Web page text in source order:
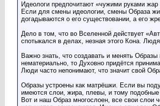
Идеологи предпочитают «чужими руками
Если для смены идеологии, смены Образа
догадываются о его существовании, а его
Дело в том, что во Вселенной действует
спотыкался в делах, незная этого Кона.
Важно знать, что создавать и менять
нематериально, то Духовно придётся
Люди часто непонимают, что значит свой
Образы устроены как матрёшки. Если вы
имеются слои, жира, плевы, и тому подобные
Вот и наш Образ многослоен, все свои слои